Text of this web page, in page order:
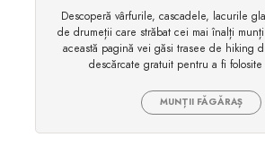
Descoperă vârfurile, cascadele, lacurile
de drumeții care străbat cei mai înalți
această pagină vei găsi trasee de hiking
descărcate gratuit pentru a fi
MUNȚII FĂGĂRAȘ